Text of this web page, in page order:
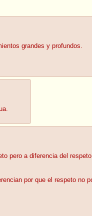
grandes y profundos.
pero a diferencia del
por que el respeto no